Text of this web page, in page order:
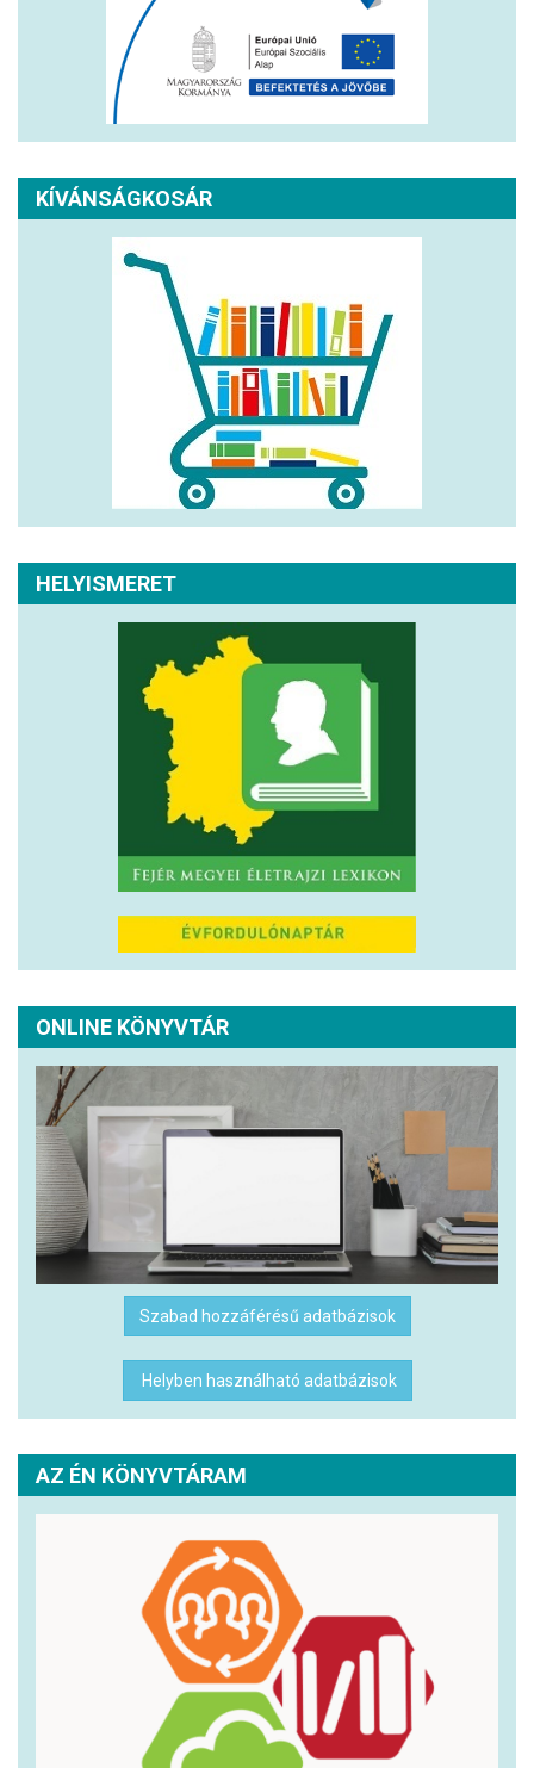
KÍVÁNSÁGKOSÁR
HELYISMERET
ONLINE KÖNYVTÁR
Szabad hozzáférésű adatbázisok
Helyben használható adatbázisok
AZ ÉN KÖNYVTÁRAM